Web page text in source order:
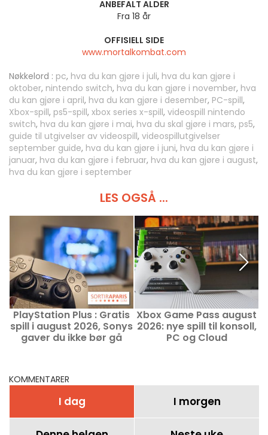
ANBEFALT ALDER
Fra 18 år
OFFISIELL SIDE
www.mortalkombat.com
Nøkkelord : pc, hva du kan gjøre i juli, hva du kan gjøre i
oktober, nintendo switch, hva du kan gjøre i november, hva
du kan gjøre i april, hva du kan gjøre i desember, PC-spill,
Xbox-spill, ps5-spill, xbox series x-spill, videospill nintendo
switch, hva du kan gjøre i mai, hva du skal gjøre i mars, ps5,
guide til utgivelser av videospill, videospillutgivelser
september guide, hva du kan gjøre i juni, hva du kan gjøre i
januar, hva du kan gjøre i februar, hva du kan gjøre i august,
hva du kan gjøre i september
LES OGSÅ ...
PlayStation Plus : Gratis
spill i august 2026, Sonys
gaver du ikke bør gå
Xbox Game Pass august
2026: nye spill til konsoll,
PC og Cloud
KOMMENTARER
I dag I morgen